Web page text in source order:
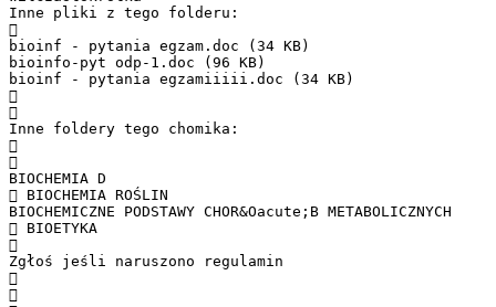
Inne pliki z tego folderu:

bioinf - pytania egzam.doc (34 KB)
bioinfo-pyt odp-1.doc (96 KB)
bioinf - pytania egzamiiiii.doc (34 KB)


Inne foldery tego chomika:


BIOCHEMIA D
 BIOCHEMIA ROŚLIN
BIOCHEMICZNE PODSTAWY CHOR&Oacute;B METABOLICZNYCH
 BIOETYKA

Zgłoś jeśli naruszono regulamin

